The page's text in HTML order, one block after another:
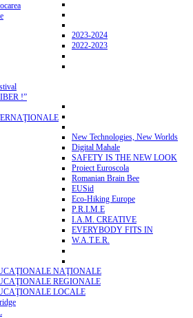
2023-2024
2022-2023
!”
New Technologies, New Worlds
Digital Mahale
SAFETY IS THE NEW LOOK
Proiect Euroscola
Romanian Brain Bee
EUSid
Eco-Hiking Europe
P.R.I.M.E
I.A.M. CREATIVE
EVERYBODY FITS IN
W.A.T.E.R.
NAŢIONALE
REGIONALE
LOCALE